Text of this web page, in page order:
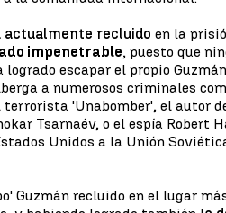
actualmente recluidoen la
impenetrable, puesto que
logrado escapar el propio
a numerosos criminales
terrorista 'Unabomber', el autor
Tsarnaév, o el espía Robert
Unidos a la Unión
Guzmán recluido en el lugar